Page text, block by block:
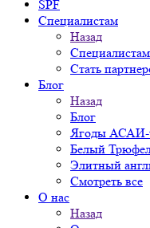
SPF
Специалистам
Назад
Специалистам
Стать
Блог
Назад
Блог
Ягоды АСАИ-
Белый
Элитный
Смотреть все
О нас
Назад